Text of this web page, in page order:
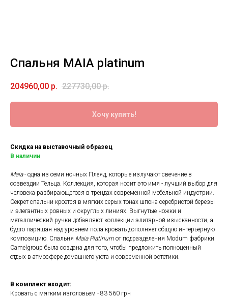
Спальня MAIA platinum
204960,00 р. 227730,00 р.
Хочу купить!
Скидка на выставочный образец
В наличии
Maia- одна из семи ночных Плеяд, которые излучают свечение в
созвездии Тельца. Коллекция, которая носит это имя - лучший выбор для
человека разбирающегося в трендах современной мебельной индустрии.
Секрет спальни кроется в мягких серых тонах шпона серебристой березы
и элегантных ровных и округлых линиях. Выгнутые ножки и
металлический ручки добавляют коллекции элитарной изысканности, а
будто парящая над уровнем пола кровать дополняет общую интерьерную
композицию. Спальня Maia Platinum от подразделения Modum фабрики
Camelgroup была создана для того, чтобы предложить полноценный
отдых в атмосфере домашнего уюта и современной эстетики.
В комплект входит:
Кровать с мягким изголовьем - 83 560 грн